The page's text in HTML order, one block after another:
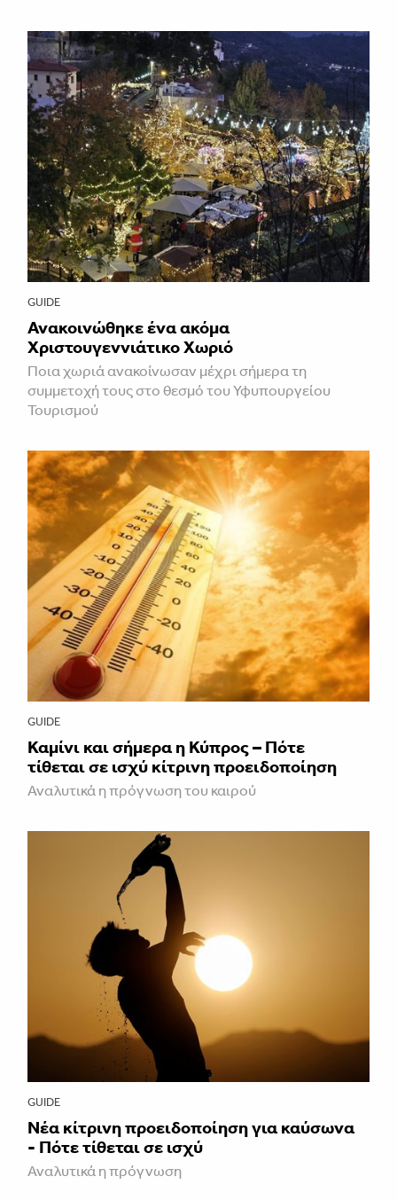
GUIDE
Ανακοινώθηκε ένα ακόμα
Χριστουγεννιάτικο Χωριό
Ποια χωριά ανακοίνωσαν μέχρι σήμερα τη
συμμετοχή τους στο θεσμό του Υφυπουργείου
Τουρισμού
GUIDE
Καμίνι και σήμερα η Κύπρος – Πότε
τίθεται σε ισχύ κίτρινη προειδοποίηση
Αναλυτικά η πρόγνωση του καιρού
GUIDE
Νέα κίτρινη προειδοποίηση για καύσωνα
- Πότε τίθεται σε ισχύ
Αναλυτικά η πρόγνωση